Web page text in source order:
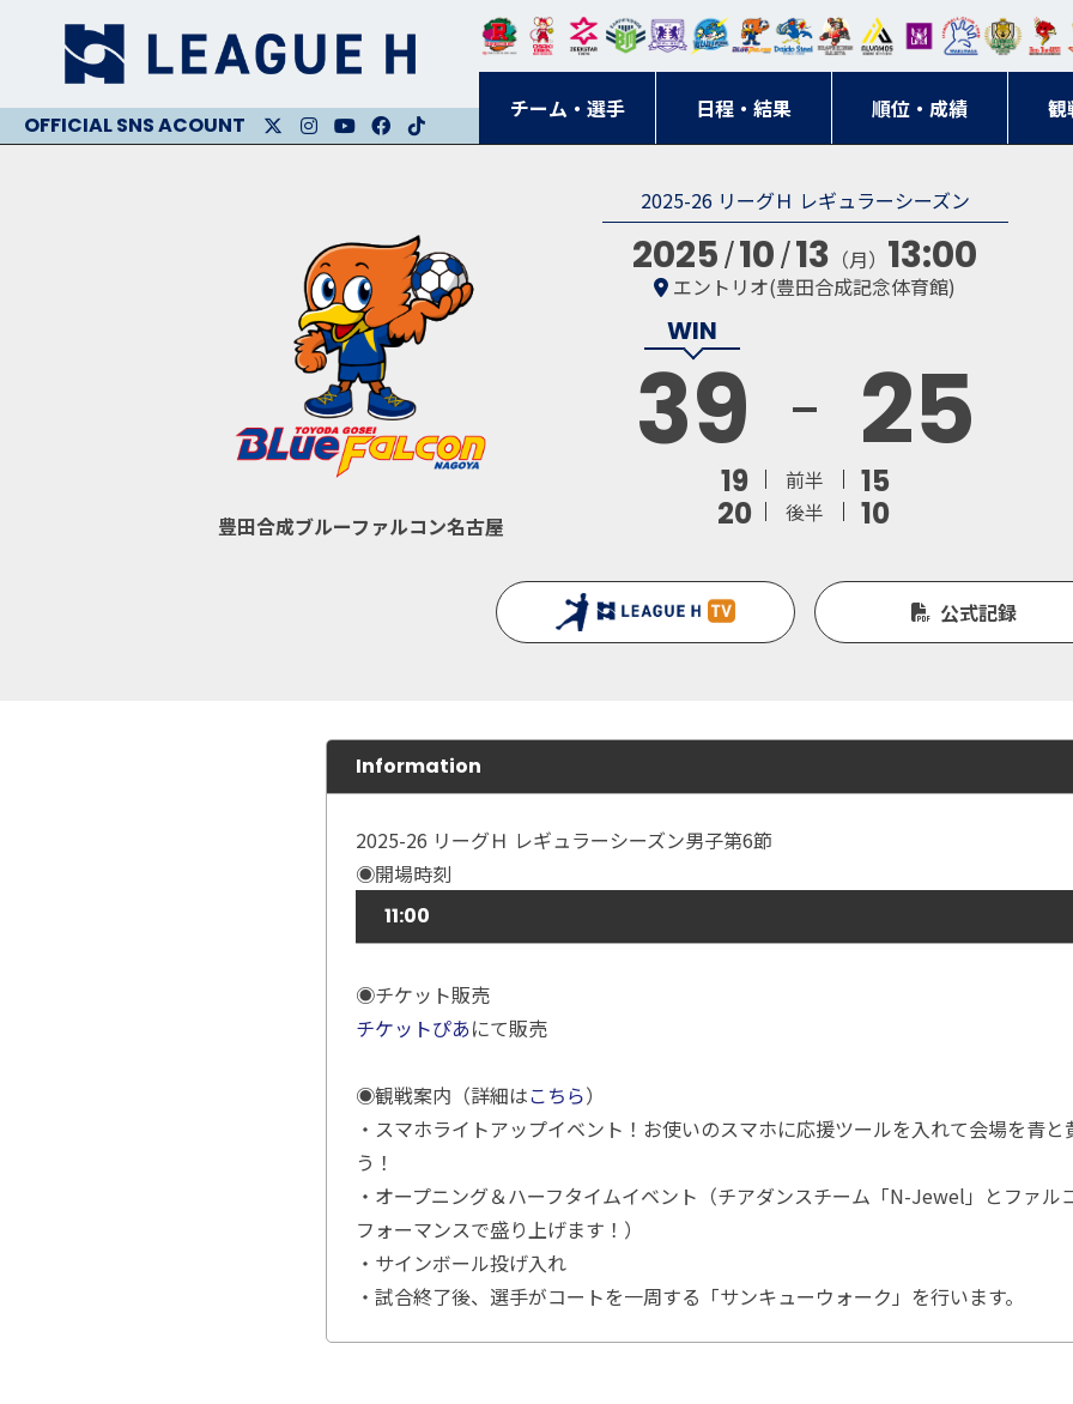
チーム・選手 日程・結果 順位・成績 観
東日
本レ
ガロ
オー
ソル
埼玉
クス
ター
東京
BM
川
ドリ
ーム
ス
寺ブ
ルー
サン
ーフ
ァル
コン
屋
ニッ キン
ス大
阪
エゾハン
ブ
ンウ
ルヴ
ス福
2025-26 リーグＨ レギュラーシーズン
豊田合成ブルーファルコン名古屋
2025 10 13 （月） 13:00
エントリオ(豊田合成記念体育館)
39 25
19 前半
15
20
後半 10
公式記録
Information
2025-26 リーグＨ レギュラーシーズン男子第6節
◉開場時刻
11:00
◉チケット販売
チケットぴあにて販売
◉観戦案内（詳細はこちら）
・スマホライトアップイベント！お使いのスマホに応援ツールを入れて会場を青と
う！
・オープニング＆ハーフタイムイベント（チアダンスチーム「N-Jewel」とファル
フォーマンスで盛り上げます！）
・サインボール投げ入れ
・試合終了後、選手がコートを一周する「サンキューウォーク」を行います。